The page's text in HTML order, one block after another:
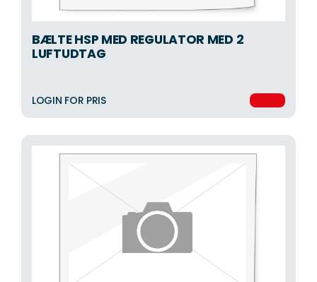
BÆLTE HSP MED REGULATOR MED 2
LUFTUDTAG
LOGIN FOR PRIS